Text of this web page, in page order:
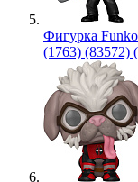
Фигурка
(1763) (83572)